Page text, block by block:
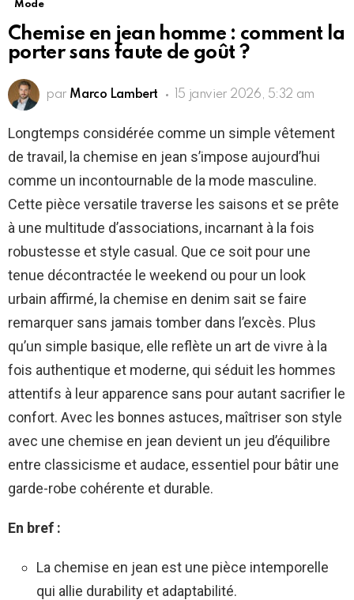
Mode
Chemise en jean homme : comment la
porter sans faute de goût ?
par Marco Lambert 15 janvier 2026, 5:32 am
Longtemps considérée comme un simple vêtement
de travail, la chemise en jean s’impose aujourd’hui
comme un incontournable de la mode masculine.
Cette pièce versatile traverse les saisons et se prête
à une multitude d’associations, incarnant à la fois
robustesse et style casual. Que ce soit pour une
tenue décontractée le weekend ou pour un look
urbain affirmé, la chemise en denim sait se faire
remarquer sans jamais tomber dans l’excès. Plus
qu’un simple basique, elle reflète un art de vivre à la
fois authentique et moderne, qui séduit les hommes
attentifs à leur apparence sans pour autant sacrifier le
confort. Avec les bonnes astuces, maîtriser son style
avec une chemise en jean devient un jeu d’équilibre
entre classicisme et audace, essentiel pour bâtir une
garde-robe cohérente et durable.
En bref :
La chemise en jean est une pièce intemporelle
qui allie durability et adaptabilité.